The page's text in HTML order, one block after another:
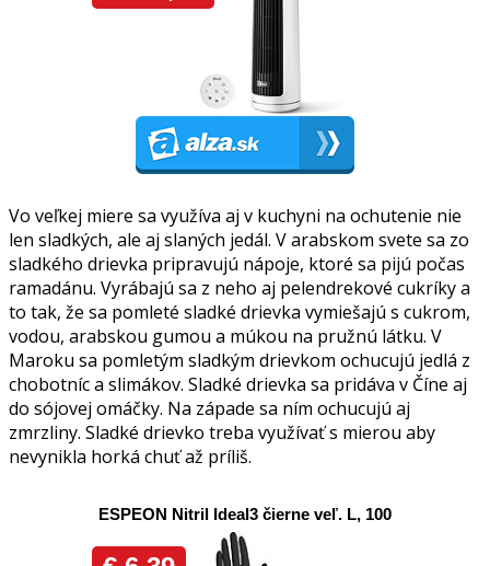
Vo veľkej miere sa využíva aj v kuchyni na ochutenie nie
len sladkých, ale aj slaných jedál. V arabskom svete sa zo
sladkého drievka pripravujú nápoje, ktoré sa pijú počas
ramadánu. Vyrábajú sa z neho aj pelendrekové cukríky a
to tak, že sa pomleté sladké drievka vymiešajú s cukrom,
vodou, arabskou gumou a múkou na pružnú látku. V
Maroku sa pomletým sladkým drievkom ochucujú jedlá z
chobotníc a slimákov. Sladké drievka sa pridáva v Číne aj
do sójovej omáčky. Na západe sa ním ochucujú aj
zmrzliny. Sladké drievko treba využívať s mierou aby
nevynikla horká chuť až príliš.